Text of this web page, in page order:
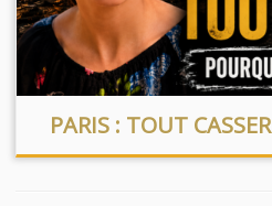
PARIS : TOUT CASSER